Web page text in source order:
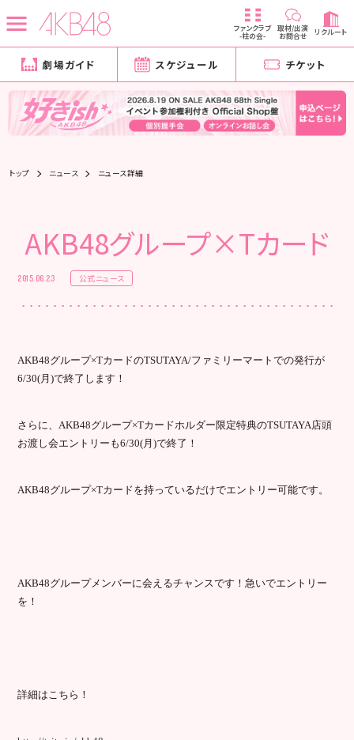
ファンクラブ
-柱の会-
取材/出演
お問合せ リクルート
劇場ガイド スケジュール チケット
トップ ニュース ニュース詳細
AKB48グループ×Tカード
2015.06.23 公式ニュース
AKB48グループ×TカードのTSUTAYA/ファミリーマートでの発行が
6/30( 月)で終了します！
さらに、 AKB48グループ×Tカードホルダー限定特典のTSUTAYA 店頭
お渡し会エントリーも6/30( 月)で終了！
AKB48グループ×Tカードを持っているだけでエントリー可能です。
AKB48グループメンバーに会えるチャンスです！急いでエントリー
を！
詳細はこちら！